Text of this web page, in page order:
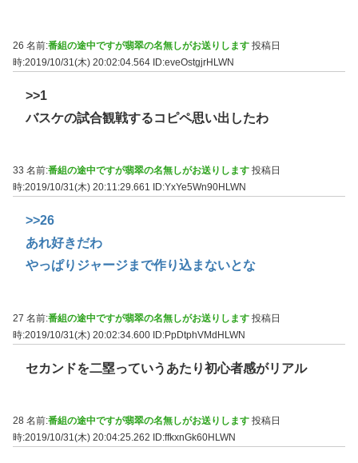
26 名前:番組の途中ですが翡翠の名無しがお送りします 投稿日
時:2019/10/31(木) 20:02:04.564 ID:eveOstgjrHLWN
>>1
バスケの試合観戦するコピペ思い出したわ
33 名前:番組の途中ですが翡翠の名無しがお送りします 投稿日
時:2019/10/31(木) 20:11:29.661
ID:YxYe5Wn90HLWN
>>26
あれ好きだわ
やっぱりジャージまで作り込まないとな
27 名前:番組の途中ですが翡翠の名無しがお送りします 投稿日
時:2019/10/31(木) 20:02:34.600 ID:PpDtphVMdHLWN
セカンドを二塁っていうあたり初心者感がリアル
28 名前:番組の途中ですが翡翠の名無しがお送りします 投稿日
時:2019/10/31(木) 20:04:25.262
ID:ffkxnGk60HLWN